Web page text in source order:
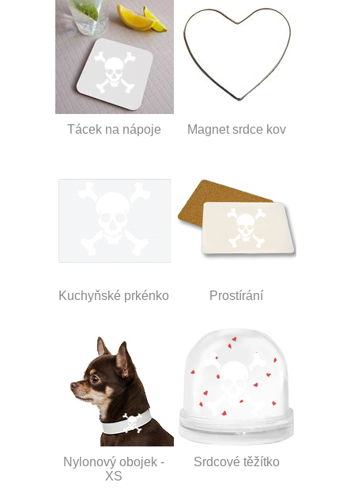
Tácek na nápoje Magnet srdce kov
Kuchyňské prkénko Prostírání
Nylonový obojek -
XS
Srdcové těžítko